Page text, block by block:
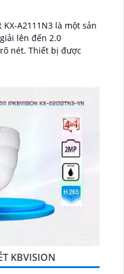
KX-A2111N3 là một sản
lên đến 2.0
bị được
KBVISION